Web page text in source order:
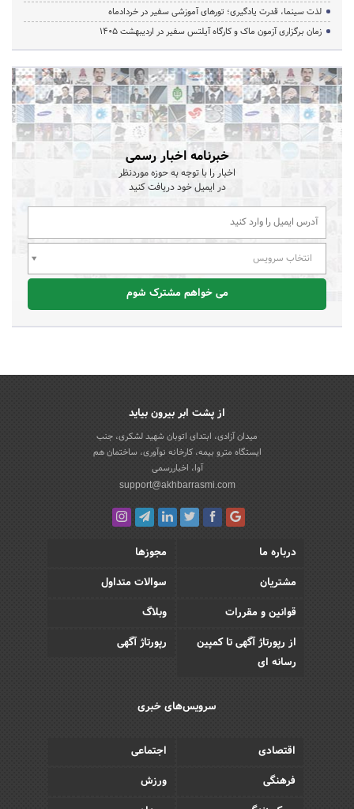
لذت سینما، قدرت یادگیری؛ تورهای آموزشی سفیر در خردادماه
زمان برگزاری آزمون ماک و کارگاه آیلتس سفیر در اردیبهشت 1405
خبرنامه اخبار رسمی
اخبار را با توجه به حوزه موردنظر
در ایمیل خود دریافت کنید
انتخاب سرویس
می خواهم مشترک شوم
از پشت ابر بیرون بیاید
میدان آزادی، ابتدای اتوبان شهید لشکری، جنب
ایستگاه مترو بیمه، کارخانه نوآوری، ساختمان هم
آوا، اخباررسمی
support@akhbarrasmi.com
درباره ما
مجوزها
مشتریان
سوالات متداول
قوانین و مقررات
وبلاگ
از رپورتاژ آگهی تا کمپین
رسانه ای
رپورتاژ آگهی
سرویس‌های خبری
اقتصادی
اجتماعی
فرهنگی
ورزش